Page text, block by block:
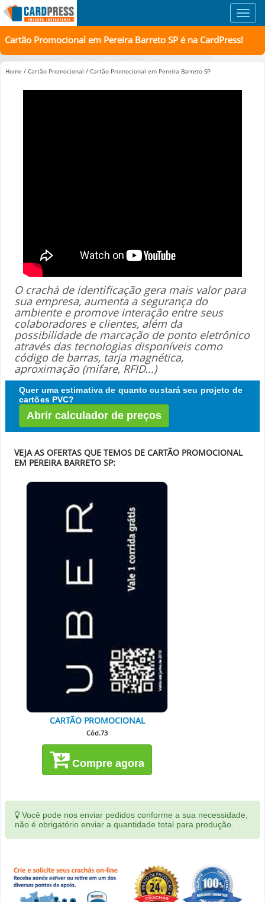
Cartão Promocional em Pereira Barreto SP é na CardPress!
Home / Cartão Promocional / Cartão Promocional em Pereira Barreto SP
O crachá de identificação gera mais valor para
sua empresa, aumenta a segurança do
ambiente e promove interação entre seus
colaboradores e clientes, além da
possibilidade de marcação de ponto eletrônico
através das tecnologias disponíveis como
código de barras, tarja magnética,
aproximação (mifare, RFID...)
Quer uma estimativa de quanto custará seu projeto de
cartões PVC?
Abrir calculador de preços
VEJA AS OFERTAS QUE TEMOS DE CARTÃO PROMOCIONAL
EM PEREIRA BARRETO SP:
CARTÃO PROMOCIONAL
Cód.73
Compre agora
Você pode nos enviar pedidos conforme a sua necessidade,
não é obrigatório enviar a quantidade total para produção.